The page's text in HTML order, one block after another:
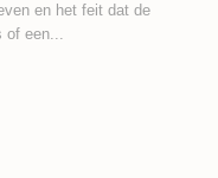
en het feit dat de
of een...